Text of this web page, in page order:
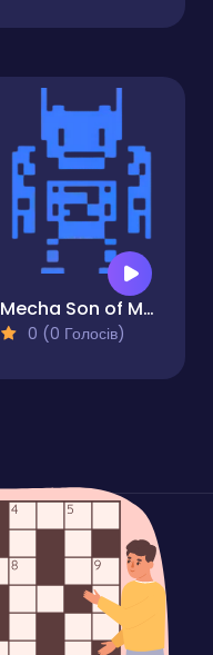
Mecha Son of Mecha
0 (0 Голосів)